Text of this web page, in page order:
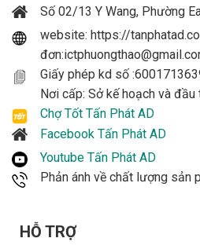
Số 02/13 Y Wang, Phường
website: https://
Giấy phép kd số
Nơi cấp: Sở kế hoạch và
Chợ Tốt Tấn Phát AD
Facebook Tấn Phát AD
Youtube Tấn Phát AD
Phản ánh về chất lượng sản
HỖ TRỢ